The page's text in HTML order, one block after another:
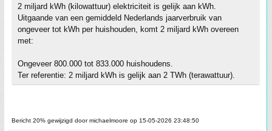
2 miljard kWh (kilowattuur) elektriciteit is gelijk aan kWh.
Uitgaande van een gemiddeld Nederlands jaarverbruik van
ongeveer tot kWh per huishouden, komt 2 miljard kWh overeen
met:
Ongeveer 800.000 tot 833.000 huishoudens.
Ter referentie: 2 miljard kWh is gelijk aan 2 TWh (terawattuur).
Bericht 20% gewijzigd door michaelmoore op 15-05-2026 23:48:50